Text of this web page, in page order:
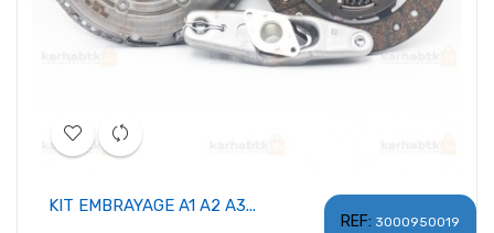
REF: 3000950019
KIT EMBRAYAGE A1 A2 A3...